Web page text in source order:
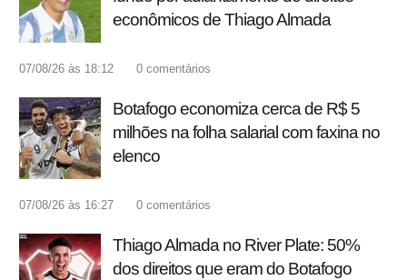
econômicos de Thiago Almada
07/08/26 às 18:12 0 comentários
Botafogo economiza cerca de R$ 5
milhões na folha salarial com faxina no
elenco
07/08/26 às 16:27 0 comentários
Thiago Almada no River Plate: 50%
dos direitos que eram do Botafogo